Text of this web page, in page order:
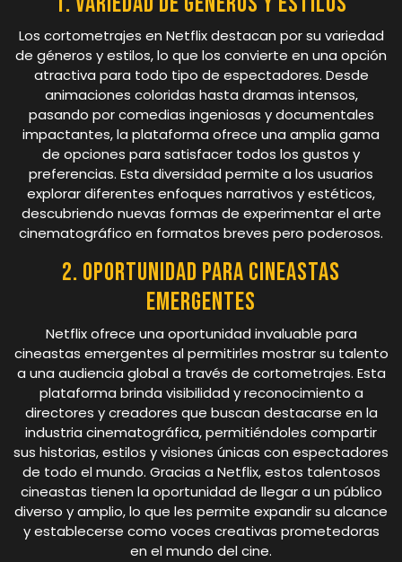
Los cortometrajes en Netflix destacan por su variedad
de géneros y estilos, lo que los convierte en una opción
atractiva para todo tipo de espectadores. Desde
animaciones coloridas hasta dramas intensos,
pasando por comedias ingeniosas y documentales
impactantes, la plataforma ofrece una amplia gama
de opciones para satisfacer todos los gustos y
preferencias. Esta diversidad permite a los usuarios
explorar diferentes enfoques narrativos y estéticos,
descubriendo nuevas formas de experimentar el arte
cinematográfico en formatos breves pero poderosos.
2. Oportunidad para cineastas
emergentes
Netflix ofrece una oportunidad invaluable para
cineastas emergentes al permitirles mostrar su talento
a una audiencia global a través de cortometrajes. Esta
plataforma brinda visibilidad y reconocimiento a
directores y creadores que buscan destacarse en la
industria cinematográfica, permitiéndoles compartir
sus historias, estilos y visiones únicas con espectadores
de todo el mundo. Gracias a Netflix, estos talentosos
cineastas tienen la oportunidad de llegar a un público
diverso y amplio, lo que les permite expandir su alcance
y establecerse como voces creativas prometedoras
en el mundo del cine.